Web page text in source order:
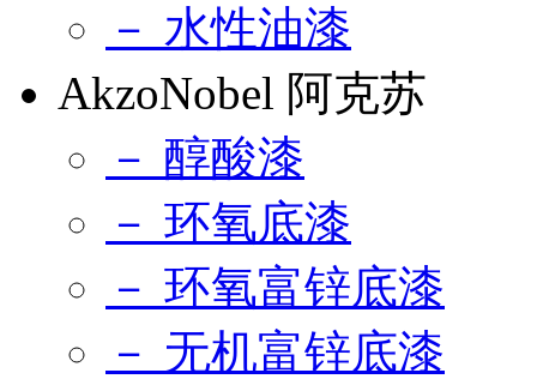
－ 水性油漆
AkzoNobel 阿克苏
－ 醇酸漆
－ 环氧底漆
－ 环氧富锌底漆
－ 无机富锌底漆